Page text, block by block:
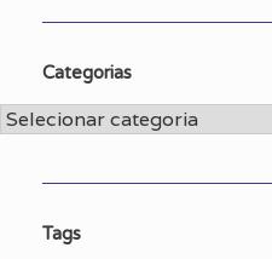
Categorias
Categorias
Tags